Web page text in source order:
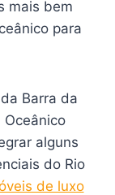
mais bem
para
Barra da
alguns
do Rio
de luxo